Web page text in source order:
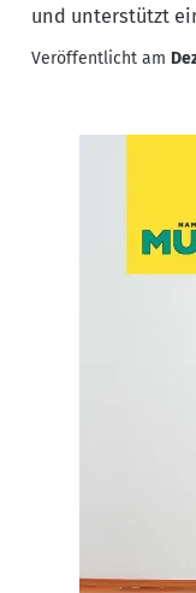
und unterstützt
Veröffentlicht am